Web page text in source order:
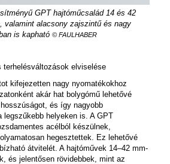
GPT hajtóműcsalád 14 és 42
valamint alacsony zajszintű és nagy
is kapható © FAULHABER
terhelésváltozások elviselése
kifejezetten nagy nyomatékokhoz
akár hat bolygómű lehetővé
és így nagyobb
helyeken is. A GPT
acélból készülnek,
hegesztettek. Ez lehetővé
átvitelét. A hajtóművek 14–42 mm-
és jelentősen rövidebbek, mint az